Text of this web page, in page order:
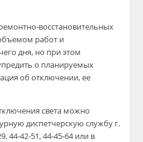
восстановительных
работ и
дня, но при этом
о планируемых
об отключении, ее
света можно
диспетчерскую службу г.
44-42-51, 44-45-64 или в